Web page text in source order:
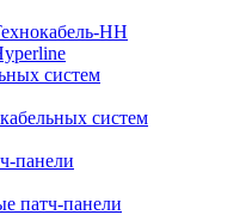
НН
систем
систем
панели
патч-панели